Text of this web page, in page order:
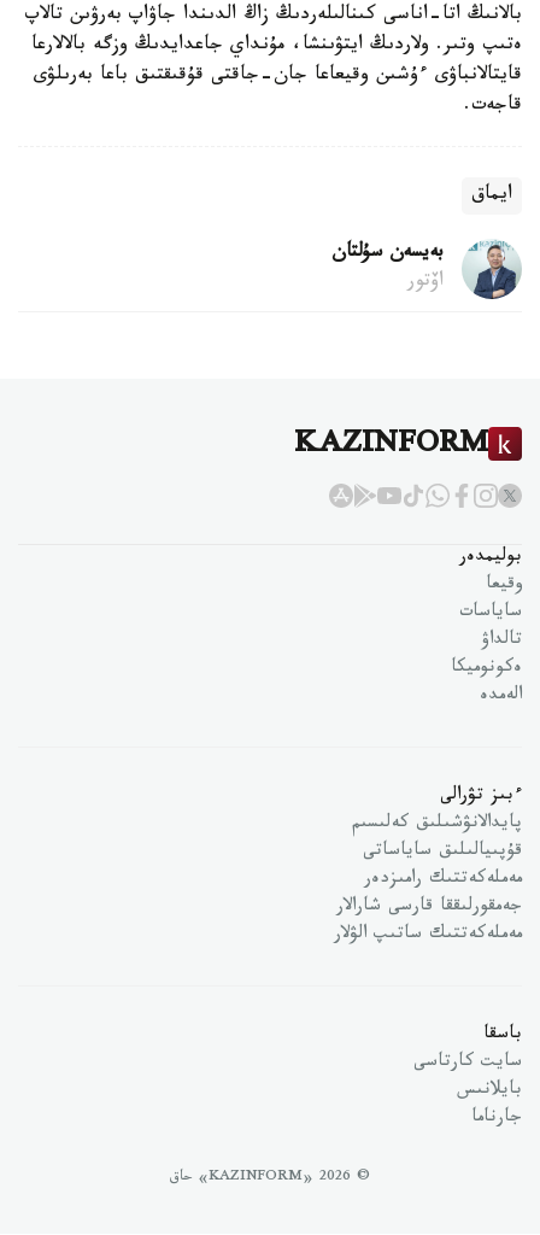
بالانىڭ اتا-اناسى كىنالىلەردىڭ زاڭ الدىندا جاۋاپ بەرۋىن تالاپ
ەتىپ وتىر. ولاردىڭ ايتۋىنشا، مۇنداي جاعدايدىڭ وزگە بالالارعا
قايتالانباۋى ءۇشىن وقيعاعا جان-جاقتى قۇقىقتىق باعا بەرىلۋى
قاجەت.
ايماق
بەيسەن سۇلتان
اۆتور
KAZINFORM
بوليمدەر
وقيعا
ساياسات
تالداۋ
ەكونوميكا
الەمدە
ءبىز تۋرالى
پايدالانۋشىلىق كەلىسىم
قۇپىيالىلىق ساياساتى
مەملەكەتتىك رامىزدەر
جەمقورلىققا قارسى شارالار
مەملەكەتتىك ساتىپ الۋلار
باسقا
سايت كارتاسى
بايلانىس
جارناما
© 2026 «KAZINFORM» حاق